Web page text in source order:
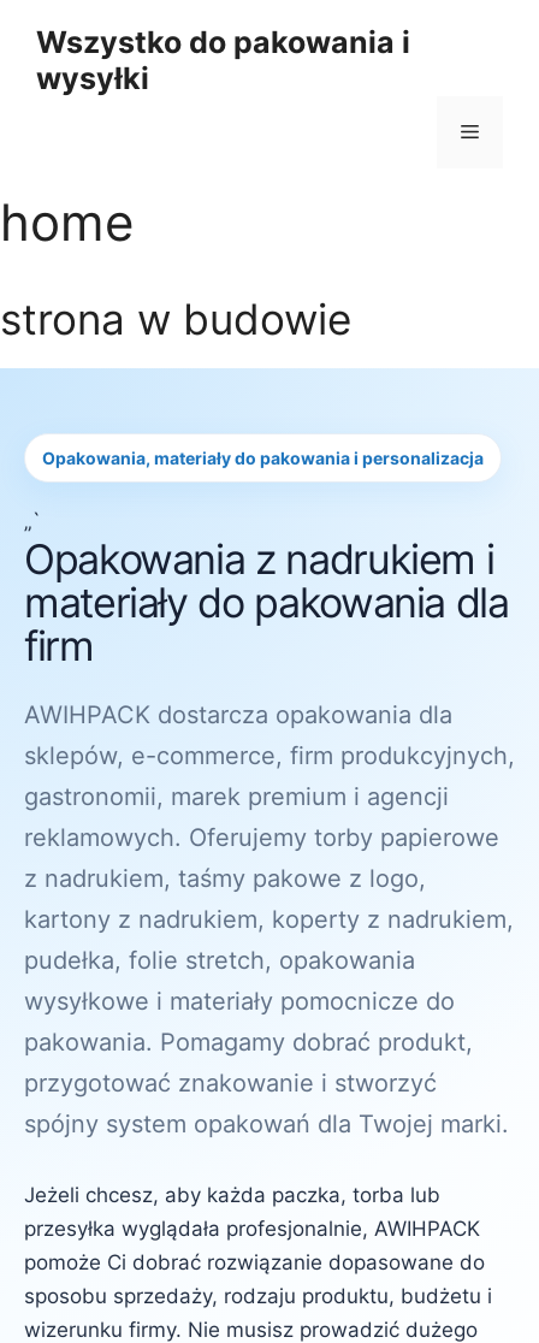
treści
Wszystko do pakowania i
wysyłki
Menu
home
strona w budowie
Opakowania, materiały do pakowania i personalizacja
„`
Opakowania z nadrukiem i
materiały do pakowania dla
firm
AWIHPACK dostarcza opakowania dla
sklepów, e-commerce, firm produkcyjnych,
gastronomii, marek premium i agencji
reklamowych. Oferujemy torby papierowe
z nadrukiem, taśmy pakowe z logo,
kartony z nadrukiem, koperty z nadrukiem,
pudełka, folie stretch, opakowania
wysyłkowe i materiały pomocnicze do
pakowania. Pomagamy dobrać produkt,
przygotować znakowanie i stworzyć
spójny system opakowań dla Twojej marki.
Jeżeli chcesz, aby każda paczka, torba lub
przesyłka wyglądała profesjonalnie, AWIHPACK
pomoże Ci dobrać rozwiązanie dopasowane do
sposobu sprzedaży, rodzaju produktu, budżetu i
wizerunku firmy. Nie musisz prowadzić dużego